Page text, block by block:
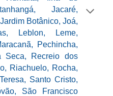
Jacaré,
Botânico, Joá,
Leblon, Leme,
Pechincha,
Seca, Recreio dos
Riachuelo, Rocha,
Santo Cristo,
São Francisco